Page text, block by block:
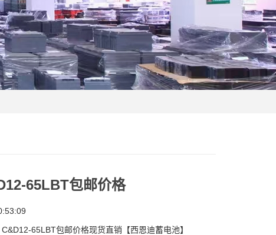
65LBT包邮价格
65LBT包邮价格现货直销【西恩迪蓄电池】